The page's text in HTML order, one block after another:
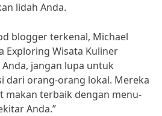
lidah Anda.
blogger terkenal, Michael
Exploring Wisata Kuliner
jangan lupa untuk
dari orang-orang lokal. Mereka
makan terbaik dengan menu-
Anda.”